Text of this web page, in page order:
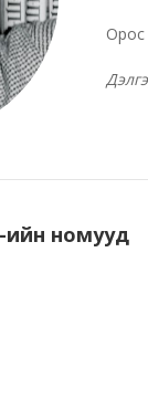
Орос
ийн номууд